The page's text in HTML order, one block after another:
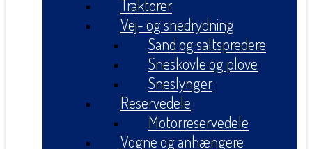
Traktorer
Vej- og snedrydning
Sand og saltspredere
Sneskovle og plove
Sneslynger
Reservedele
Motorreservedele
Vogne og anhængere